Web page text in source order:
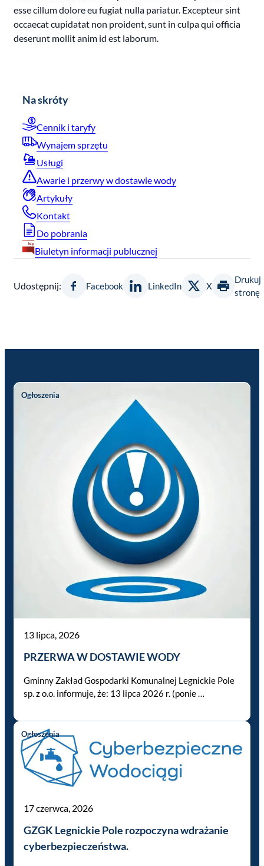
Na skróty
Cennik i taryfy
Wynajem sprzętu
Usługi
Awarie i przerwy w dostawie wody
Artykuły
Kontakt
Do pobrania
Biuletyn informacji publucznej
esse cillum dolore eu fugiat nulla pariatur. Excepteur sint
occaecat cupidatat non proident, sunt in culpa qui officia
deserunt mollit anim id est laborum.
Udostępnij: Facebook LinkedIn X
Drukuj
stronę
Ogłoszenia
13 lipca, 2026
PRZERWA W DOSTAWIE WODY
Gminny Zakład Gospodarki Komunalnej Legnickie Pole
sp. z o.o. informuje, że: 13 lipca 2026 r. (ponie …
Ogłoszenia
17 czerwca, 2026
GZGK Legnickie Pole rozpoczyna wdrażanie
cyberbezpieczeństwa.